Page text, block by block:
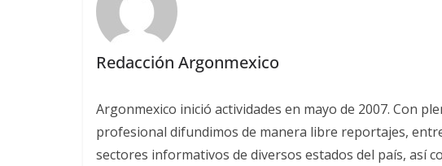
Redacción Argonmexico
Argonmexico inició actividades en mayo de 2007. Con
profesional difundimos de manera libre reportajes,
sectores informativos de diversos estados del país, así